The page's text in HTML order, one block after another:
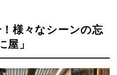
様々なシーンの忘
屋」